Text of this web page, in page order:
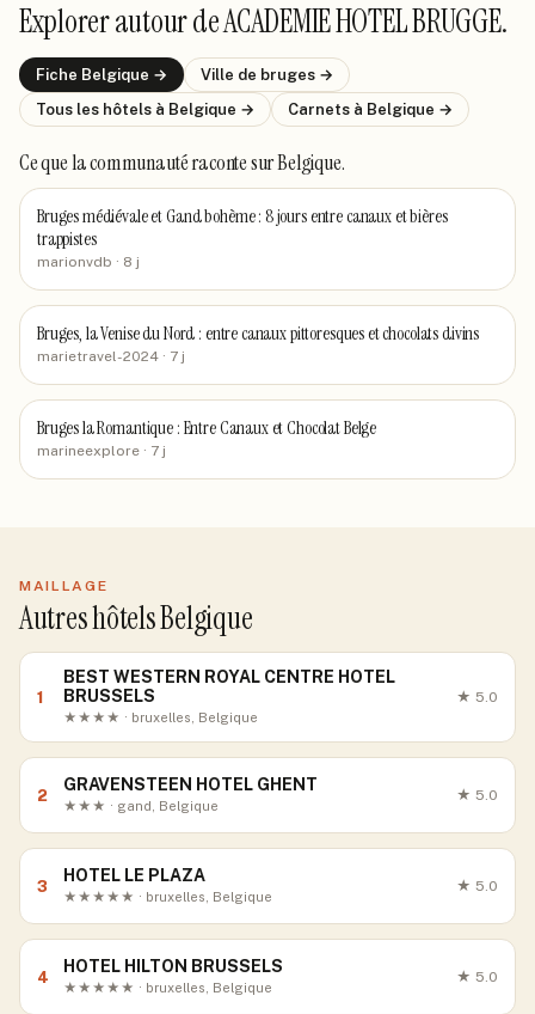
Explorer autour deACADEMIE HOTEL BRUGGE.
Fiche Belgique → Ville de bruges →
Tous les hôtels à Belgique → Carnets à Belgique →
Ce que la communauté racontesur Belgique.
Bruges médiévale et Gand bohème : 8 jours entre canaux et bières
trappistes
marionvdb · 8 j
Bruges, la Venise du Nord : entre canaux pittoresques et chocolats divins
marietravel-2024 · 7 j
Bruges la Romantique : Entre Canaux et Chocolat Belge
marineexplore · 7 j
MAILLAGE
Autres hôtels Belgique
1
BEST WESTERN ROYAL CENTRE HOTEL
BRUSSELS
★★★★ · bruxelles, Belgique
★ 5.0
2
GRAVENSTEEN HOTEL GHENT
★★★ · gand, Belgique
★ 5.0
3
HOTEL LE PLAZA
★★★★★ · bruxelles, Belgique
★ 5.0
4
HOTEL HILTON BRUSSELS
★★★★★ · bruxelles, Belgique
★ 5.0